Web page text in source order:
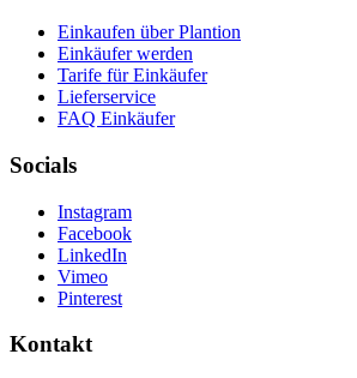
Einkaufen über Plantion
Einkäufer werden
Tarife für Einkäufer
Lieferservice
FAQ Einkäufer
Socials
Instagram
Facebook
LinkedIn
Vimeo
Pinterest
Kontakt